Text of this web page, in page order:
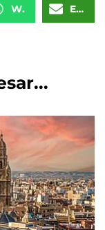
WhatsApp Email